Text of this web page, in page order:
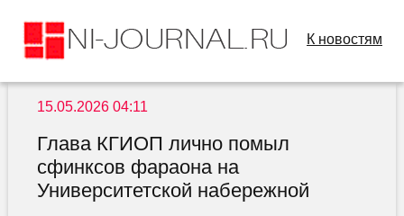
К новостям
15.05.2026 04:11
Глава КГИОП лично помыл
сфинксов фараона на
Университетской набережной